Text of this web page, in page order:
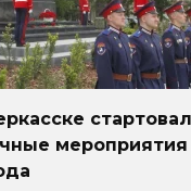
мероприятия